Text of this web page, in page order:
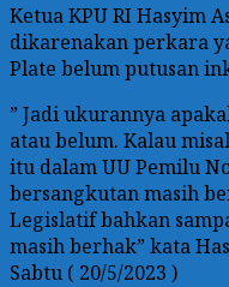
Ketua KPU RI Hasyim
dikarenakan perkara
Plate belum putusan
” Jadi ukurannya
atau belum. Kalau
itu dalam UU Pemilu
bersangkutan masih
Legislatif bahkan
masih berhak” kata
Sabtu ( 20/5/2023 )